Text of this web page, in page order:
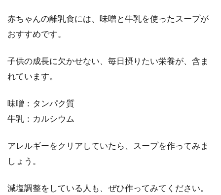
赤ちゃんの離乳食には、味噌と牛乳を使ったスープが
おすすめです。
子供の成長に欠かせない、毎日摂りたい栄養が、含ま
れています。
味噌：タンパク質
牛乳：カルシウム
アレルギーをクリアしていたら、スープを作ってみま
しょう。
減塩調整をしている人も、ぜひ作ってみてください。